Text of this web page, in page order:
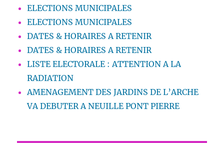
ELECTIONS MUNICIPALES
ELECTIONS MUNICIPALES
DATES & HORAIRES A RETENIR
DATES & HORAIRES A RETENIR
LISTE ELECTORALE : ATTENTION A LA
RADIATION
AMENAGEMENT DES JARDINS DE L’ARCHE
VA DEBUTER A NEUILLE PONT PIERRE